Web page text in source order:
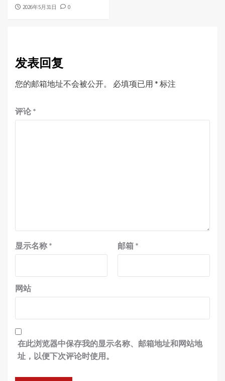
2026年5月31日 0
发表回复
您的邮箱地址不会被公开。 必填项已用 * 标注
评论 *
显示名称 * 邮箱 *
网站
在此浏览器中保存我的显示名称、邮箱地址和网站地
址，以便下次评论时使用。